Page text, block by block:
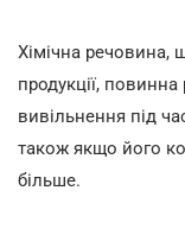
Хімічна речовина,
продукції,
вивільнення під
також якщо його
більше.